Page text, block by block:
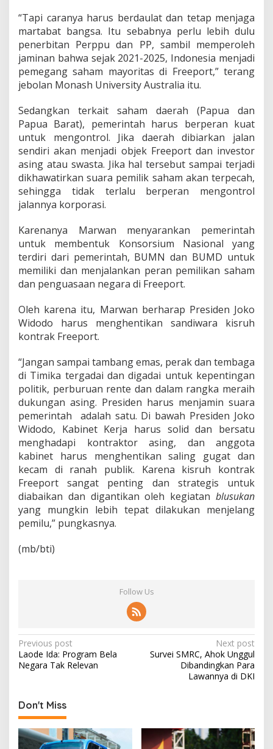
“Tapi caranya harus berdaulat dan tetap menjaga
martabat bangsa. Itu sebabnya perlu lebih dulu
penerbitan Perppu dan PP, sambil memperoleh
jaminan bahwa sejak 2021-2025, Indonesia menjadi
pemegang saham mayoritas di Freeport,” terang
jebolan Monash University Australia itu.
Sedangkan terkait saham daerah (Papua dan
Papua Barat), pemerintah harus berperan kuat
untuk mengontrol. Jika daerah dibiarkan jalan
sendiri akan menjadi objek Freeport dan investor
asing atau swasta. Jika hal tersebut sampai terjadi
dikhawatirkan suara pemilik saham akan terpecah,
sehingga tidak terlalu berperan mengontrol
jalannya korporasi.
Karenanya Marwan menyarankan pemerintah
untuk membentuk Konsorsium Nasional yang
terdiri dari pemerintah, BUMN dan BUMD untuk
memiliki dan menjalankan peran pemilikan saham
dan penguasaan negara di Freeport.
Oleh karena itu, Marwan berharap Presiden Joko
Widodo harus menghentikan sandiwara kisruh
kontrak Freeport.
“Jangan sampai tambang emas, perak dan tembaga
di Timika tergadai dan digadai untuk kepentingan
politik, perburuan rente dan dalam rangka meraih
dukungan asing. Presiden harus menjamin suara
pemerintah adalah satu. Di bawah Presiden Joko
Widodo, Kabinet Kerja harus solid dan bersatu
menghadapi kontraktor asing, dan anggota
kabinet harus menghentikan saling gugat dan
kecam di ranah publik. Karena kisruh kontrak
Freeport sangat penting dan strategis untuk
diabaikan dan digantikan oleh kegiatan blusukan
yang mungkin lebih tepat dilakukan menjelang
pemilu,” pungkasnya.
(mb/bti)
Follow Us
P
o
t
n
a
Previous post
Laode Ida: Program Bela
Negara Tak Relevan
Next post
Survei SMRC, Ahok Unggul
Dibandingkan Para
Lawannya di DKI
Don't Miss